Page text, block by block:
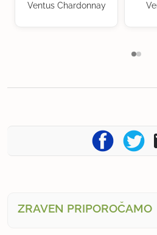
Ventus Chardonnay
ZRAVEN PRIPOROČAMO